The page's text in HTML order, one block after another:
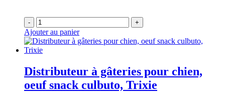
- +
Ajouter au panier
Distributeur à gâteries pour chien,
oeuf snack culbuto, Trixie